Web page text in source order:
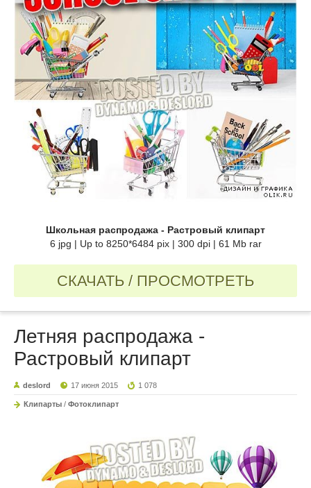
Школьная распродажа - Растровый клипарт
6 jpg | Up to 8250*6484 pix | 300 dpi | 61 Mb rar
СКАЧАТЬ / ПРОСМОТРЕТЬ
Летняя распродажа -
Растровый клипарт
deslord 17 июня 2015 1 078
Клипарты / Фотоклипарт